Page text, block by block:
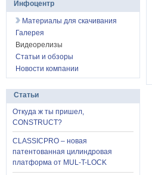
Инфоцентр
Материалы для скачивания
Галерея
Видеорелизы
Статьи и обзоры
Новости компании
Статьи
Откуда ж ты пришел,
CONSTRUCT?
CLASSICPRO – новая
патентованная цилиндровая
платформа от MUL-T-LOCK